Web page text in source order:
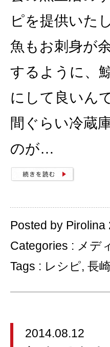
ピを提供いた
魚もお刺身が
するように、
にして良いん
間ぐらい冷蔵
のが…
Posted by
Categories : メデ
Tags : レシピ, 長
2014.08.12